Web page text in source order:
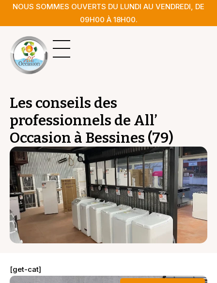
NOUS SOMMES OUVERTS DU LUNDI AU VENDREDI, DE
09H00 À 18H00.
Les conseils des
professionnels de All’
Occasion à Bessines (79)
[get-cat]